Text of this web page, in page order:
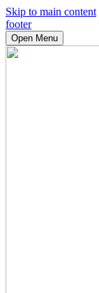
Skip to main content
footer
Open Menu